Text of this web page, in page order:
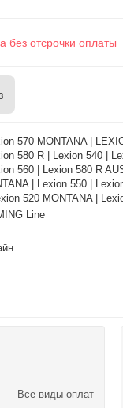
без отсрочки оплаты
570 MONTANA |
580 R | Lexion 540 |
560 | Lexion 580 R
| Lexion 550 |
520 MONTANA |
Line
Все виды оплат